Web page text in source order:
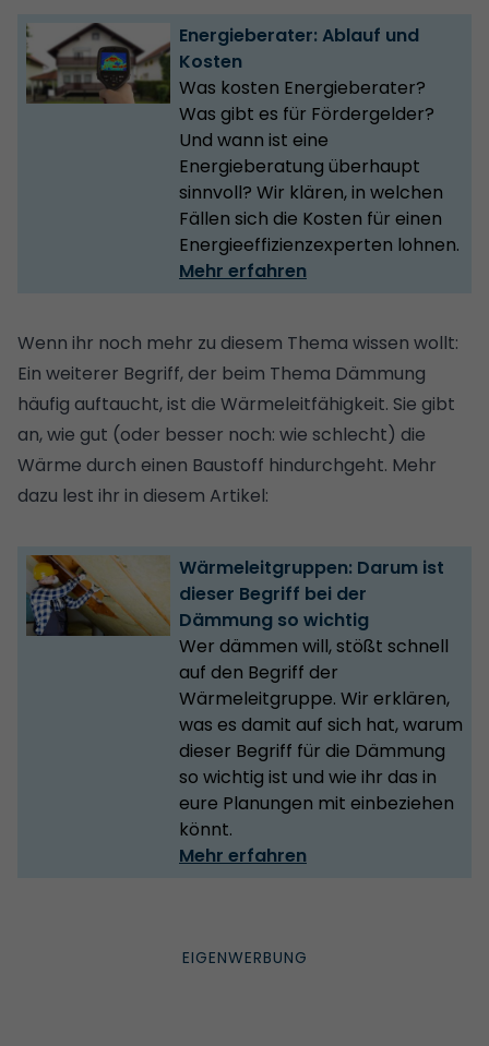
Energieberater: Ablauf und
Kosten
Was kosten Energieberater?
Was gibt es für Fördergelder?
Und wann ist eine
Energieberatung überhaupt
sinnvoll? Wir klären, in welchen
Fällen sich die Kosten für einen
Energieeffizienzexperten lohnen.
Mehr erfahren
Wenn ihr noch mehr zu diesem Thema wissen wollt:
Ein weiterer Begriff, der beim Thema Dämmung
häufig auftaucht, ist die Wärmeleitfähigkeit. Sie gibt
an, wie gut (oder besser noch: wie schlecht) die
Wärme durch einen Baustoff hindurchgeht. Mehr
dazu lest ihr in diesem Artikel:
Wärmeleitgruppen: Darum ist
dieser Begriff bei der
Dämmung so wichtig
Wer dämmen will, stößt schnell
auf den Begriff der
Wärmeleitgruppe. Wir erklären,
was es damit auf sich hat, warum
dieser Begriff für die Dämmung
so wichtig ist und wie ihr das in
eure Planungen mit einbeziehen
könnt.
Mehr erfahren